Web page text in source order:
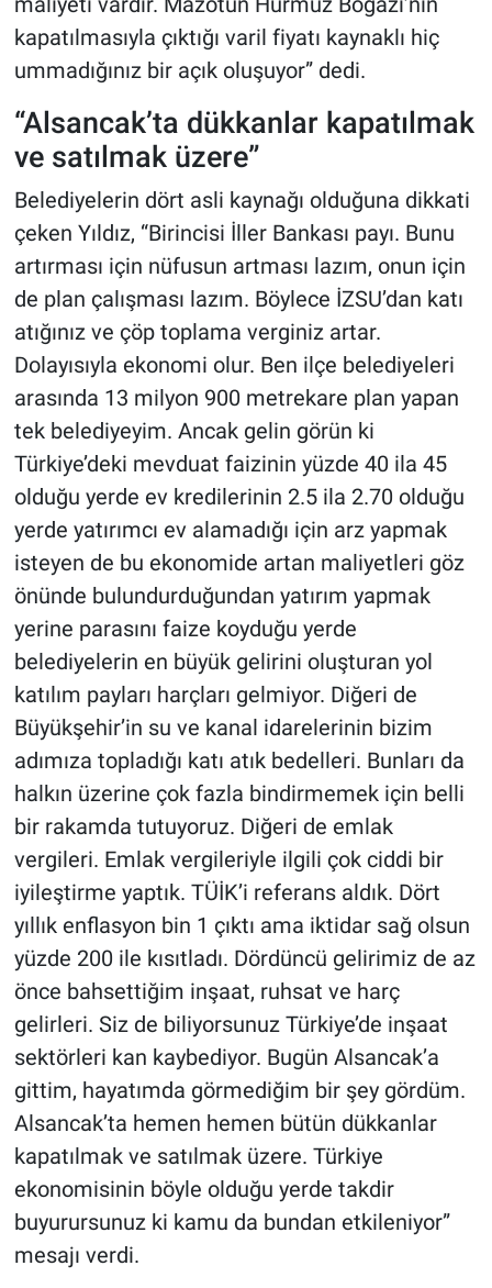
kapatılmasıyla çıktığı varil fiyatı kaynaklı hiç
ummadığınız bir açık oluşuyor” dedi.
“Alsancak’ta dükkanlar kapatılmak
ve satılmak üzere”
Belediyelerin dört asli kaynağı olduğuna dikkati
çeken Yıldız, “Birincisi İller Bankası payı. Bunu
artırması için nüfusun artması lazım, onun için
de plan çalışması lazım. Böylece İZSU’dan katı
atığınız ve çöp toplama verginiz artar.
Dolayısıyla ekonomi olur. Ben ilçe belediyeleri
arasında 13 milyon 900 metrekare plan yapan
tek belediyeyim. Ancak gelin görün ki
Türkiye’deki mevduat faizinin yüzde 40 ila 45
olduğu yerde ev kredilerinin 2.5 ila 2.70 olduğu
yerde yatırımcı ev alamadığı için arz yapmak
isteyen de bu ekonomide artan maliyetleri göz
önünde bulundurduğundan yatırım yapmak
yerine parasını faize koyduğu yerde
belediyelerin en büyük gelirini oluşturan yol
katılım payları harçları gelmiyor. Diğeri de
Büyükşehir’in su ve kanal idarelerinin bizim
adımıza topladığı katı atık bedelleri. Bunları da
halkın üzerine çok fazla bindirmemek için belli
bir rakamda tutuyoruz. Diğeri de emlak
vergileri. Emlak vergileriyle ilgili çok ciddi bir
iyileştirme yaptık. TÜİK’i referans aldık. Dört
yıllık enflasyon bin 1 çıktı ama iktidar sağ olsun
yüzde 200 ile kısıtladı. Dördüncü gelirimiz de az
önce bahsettiğim inşaat, ruhsat ve harç
gelirleri. Siz de biliyorsunuz Türkiye’de inşaat
sektörleri kan kaybediyor. Bugün Alsancak’a
gittim, hayatımda görmediğim bir şey gördüm.
Alsancak’ta hemen hemen bütün dükkanlar
kapatılmak ve satılmak üzere. Türkiye
ekonomisinin böyle olduğu yerde takdir
buyurursunuz ki kamu da bundan etkileniyor”
mesajı verdi.